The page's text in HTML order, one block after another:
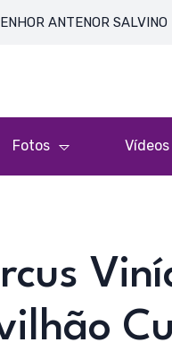
SALVINO DE
Fotos Vídeos